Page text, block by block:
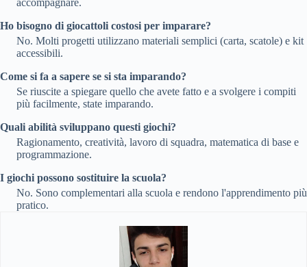
accompagnare.
Ho bisogno di giocattoli costosi per imparare?
No. Molti progetti utilizzano materiali semplici (carta, scatole) e kit
accessibili.
Come si fa a sapere se si sta imparando?
Se riuscite a spiegare quello che avete fatto e a svolgere i compiti
più facilmente, state imparando.
Quali abilità sviluppano questi giochi?
Ragionamento, creatività, lavoro di squadra, matematica di base e
programmazione.
I giochi possono sostituire la scuola?
No. Sono complementari alla scuola e rendono l'apprendimento più
pratico.